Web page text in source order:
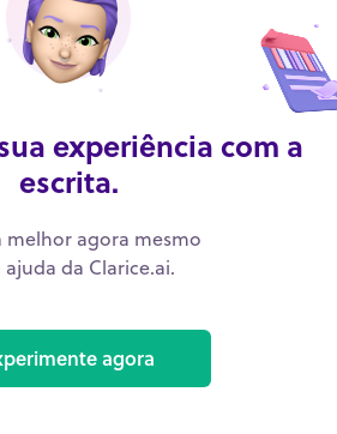
experiência com a
escrita.
melhor agora mesmo
da Clarice.ai.
agora